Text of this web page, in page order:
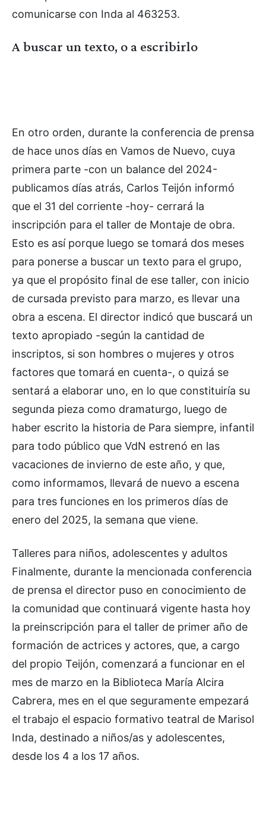
comunicarse con Inda al 463253.
A buscar un texto, o a escribirlo
En otro orden, durante la conferencia de prensa
de hace unos días en Vamos de Nuevo, cuya
primera parte -con un balance del 2024-
publicamos días atrás, Carlos Teijón informó
que el 31 del corriente -hoy- cerrará la
inscripción para el taller de Montaje de obra.
Esto es así porque luego se tomará dos meses
para ponerse a buscar un texto para el grupo,
ya que el propósito final de ese taller, con inicio
de cursada previsto para marzo, es llevar una
obra a escena. El director indicó que buscará un
texto apropiado -según la cantidad de
inscriptos, si son hombres o mujeres y otros
factores que tomará en cuenta-, o quizá se
sentará a elaborar uno, en lo que constituiría su
segunda pieza como dramaturgo, luego de
haber escrito la historia de Para siempre, infantil
para todo público que VdN estrenó en las
vacaciones de invierno de este año, y que,
como informamos, llevará de nuevo a escena
para tres funciones en los primeros días de
enero del 2025, la semana que viene.
Talleres para niños, adolescentes y adultos
Finalmente, durante la mencionada conferencia
de prensa el director puso en conocimiento de
la comunidad que continuará vigente hasta hoy
la preinscripción para el taller de primer año de
formación de actrices y actores, que, a cargo
del propio Teijón, comenzará a funcionar en el
mes de marzo en la Biblioteca María Alcira
Cabrera, mes en el que seguramente empezará
el trabajo el espacio formativo teatral de Marisol
Inda, destinado a niños/as y adolescentes,
desde los 4 a los 17 años.